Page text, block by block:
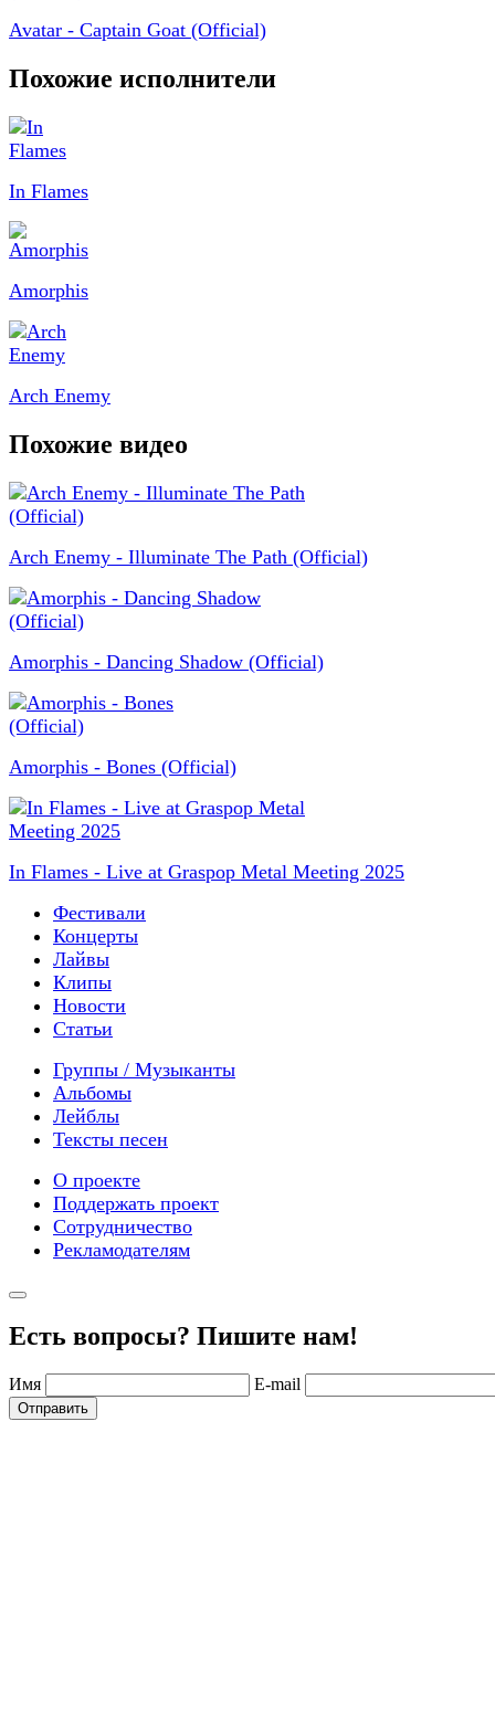
Avatar - Captain Goat (Official)
Похожие исполнители
In Flames
Amorphis
Arch Enemy
Похожие видео
Arch Enemy - Illuminate The Path (Official)
Amorphis - Dancing Shadow (Official)
Amorphis - Bones (Official)
In Flames - Live at Graspop Metal Meeting 2025
Фестивали
Концерты
Лайвы
Клипы
Новости
Статьи
Группы / Музыканты
Альбомы
Лейблы
Тексты песен
О проекте
Поддержать проект
Сотрудничество
Рекламодателям
Есть вопросы? Пишите нам!
Имя E-mail